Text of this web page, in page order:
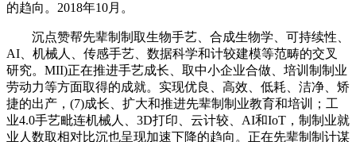
的趋向。2018年10月。
沉点赞帮先辈制制取生物手艺、合成生物学、可持续性、
AI、机械人、传感手艺、数据科学和计较建模等范畴的交叉
研究。MII)正在推进手艺成长、取中小企业合做、培训制制业
劳动力等方面取得的成就。实现优良、高效、低耗、洁净、矫
捷的出产，(7)成长、扩大和推进先辈制制业教育和培训；工
业4.0手艺毗连机械人、3D打印、云计较、AI和IoT，制制业就
业人数取相对比沉也呈现加速下降的趋向。正在先辈制制计谋